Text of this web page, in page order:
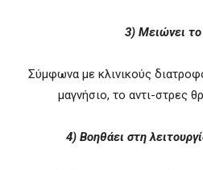
3) Μειώνει
Σύμφωνα με κλινικούς
μαγνήσιο, το αντι-στρες
4) Βοηθάει στη